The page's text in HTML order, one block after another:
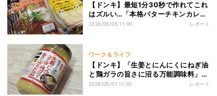
【ドンキ】最短1分30秒で作れてこれ
はズルい…「本格バターチキンカレ
ー」と増量「もっちり食感ナン」のコ
2026/05/05 11:00 レポート
ワーク＆ライフ
【ドンキ】「生姜とにんにくにねぎ油
と鶏ガラの旨さに沼る万能調味料」が
冷奴から炒め物までこれ1本で完結さ
2026/05/01 11:00 レポート